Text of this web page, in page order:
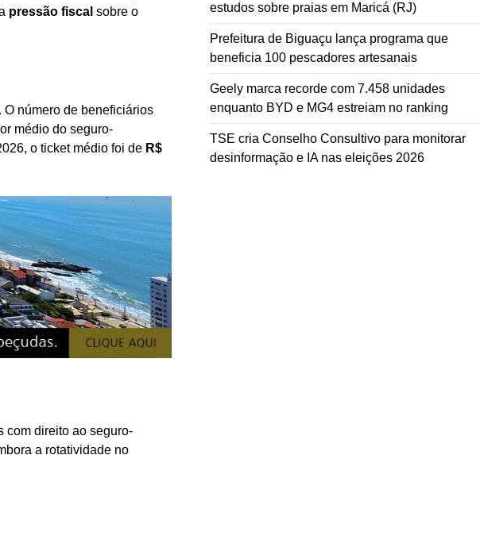
pressão fiscal sobre o
O número de beneficiários
médio do seguro-
o ticket médio foi de R$
com direito ao seguro-
a rotatividade no
estudos sobre praias em Maricá (RJ)
Prefeitura de Biguaçu lança programa que
beneficia 100 pescadores artesanais
Geely marca recorde com 7.458 unidades
enquanto BYD e MG4 estreiam no ranking
TSE cria Conselho Consultivo para monitorar
desinformação e IA nas eleições 2026